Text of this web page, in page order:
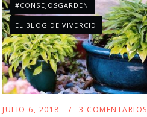
#CONSEJOSGARDEN
EL BLOG DE VIVERCID
JULIO 6, 2018 3 COMENTARIOS